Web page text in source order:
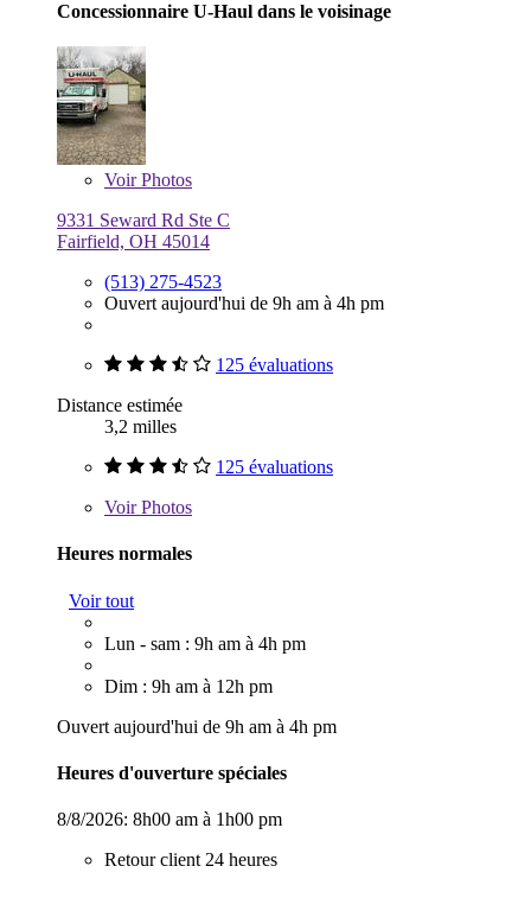
Concessionnaire U-Haul dans le voisinage
VoirPhotos
9331 Seward Rd Ste C
Fairfield, OH 45014
(513) 275-4523
Ouvert aujourd'hui de 9h am à 4h pm
125 évaluations
Distance estimée
3,2 milles
125 évaluations
VoirPhotos
Heures normales
Voir tout
Lun - sam : 9h am à 4h pm
Dim : 9h am à 12h pm
Ouvert aujourd'hui de 9h am à 4h pm
Heures d'ouverture spéciales
8/8/2026: 8h00 am à 1h00 pm
Retour client 24 heures